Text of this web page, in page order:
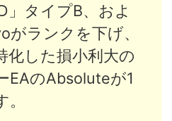
」タイプB、およ
がランクを下げ、
化した損小利大の
EAのAbsoluteが1